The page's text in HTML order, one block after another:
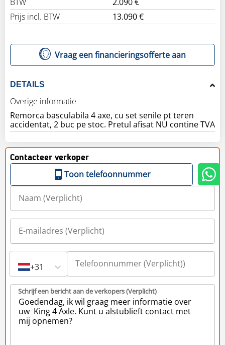
Prijs incl. BTW
13.090 €
Vraag een financieringsofferte aan
DETAILS
Overige informatie
Remorca basculabila 4 axe, cu set senile pt teren
accidentat, 2 buc pe stoc. Pretul afisat NU contine TVA
Contacteer verkoper
Toon telefoonnummer
+31
Schrijf een bericht aan de verkopers (Verplicht)